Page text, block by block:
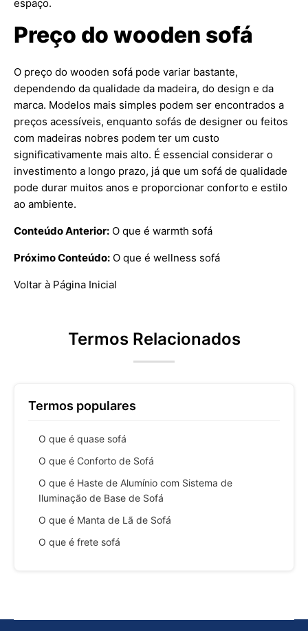
espaço.
Preço do wooden sofá
O preço do wooden sofá pode variar bastante,
dependendo da qualidade da madeira, do design e da
marca. Modelos mais simples podem ser encontrados a
preços acessíveis, enquanto sofás de designer ou feitos
com madeiras nobres podem ter um custo
significativamente mais alto. É essencial considerar o
investimento a longo prazo, já que um sofá de qualidade
pode durar muitos anos e proporcionar conforto e estilo
ao ambiente.
Conteúdo Anterior: O que é warmth sofá
Próximo Conteúdo: O que é wellness sofá
Voltar à Página Inicial
Termos Relacionados
Termos populares
O que é quase sofá
O que é Conforto de Sofá
O que é Haste de Alumínio com Sistema de
Iluminação de Base de Sofá
O que é Manta de Lã de Sofá
O que é frete sofá